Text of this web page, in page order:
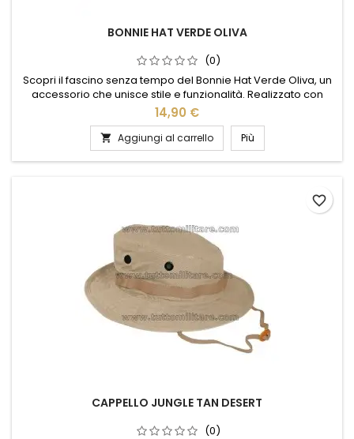
BONNIE HAT VERDE OLIVA
(0)
Scopri il fascino senza tempo del Bonnie Hat Verde Oliva, un
accessorio che unisce stile e funzionalità. Realizzato con
materiali di alta qualità, questo cappello offre comfort e
protezione in ogni stagione. Il suo colore verde oliva,
elegante e versatile, si abbina facilmente a qualsiasi outfit,
aggiungendo un tocco di classe al tuo look quotidiano....
14,90 €
 Aggiungi al carrello Più
CAPPELLO JUNGLE TAN DESERT
(0)
favorite_border